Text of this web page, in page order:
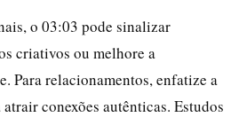
o 03:03 pode sinalizar
criativos ou melhore a
Para relacionamentos, enfatize a
conexões autênticas. Estudos